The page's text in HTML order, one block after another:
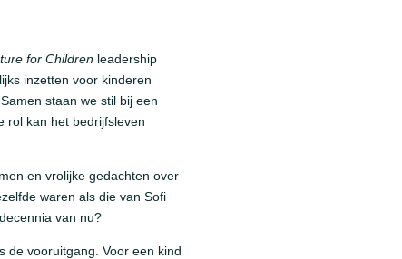
for Childrenleadership
inzetten voor kinderen
staan we stil bij een
rol kan het bedrijfsleven
en vrolijke gedachten over
waren als die van Sofi
van nu?
de vooruitgang. Voor een kind